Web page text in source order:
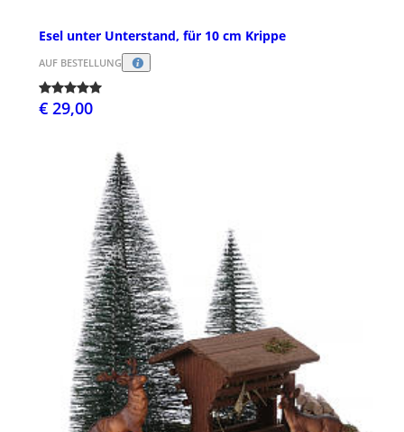
Esel unter Unterstand, für 10 cm Krippe
AUF BESTELLUNG
€ 29,00